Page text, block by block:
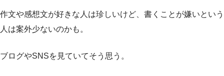
作文や感想文が好きな人は珍しいけど、書くことが嫌いという
人は案外少ないのかも。
ブログやSNSを見ていてそう思う。